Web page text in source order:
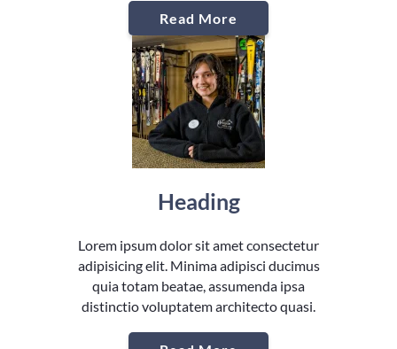
Read More
Heading
Lorem ipsum dolor sit amet consectetur
adipisicing elit. Minima adipisci ducimus
quia totam beatae, assumenda ipsa
distinctio voluptatem architecto quasi.